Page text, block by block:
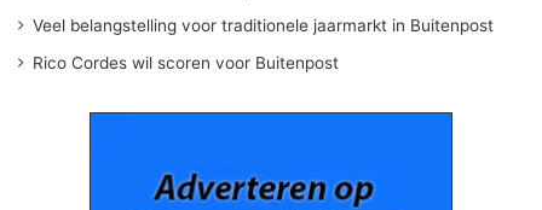
Veel belangstelling voor traditionele jaarmarkt in Buitenpost
Rico Cordes wil scoren voor Buitenpost